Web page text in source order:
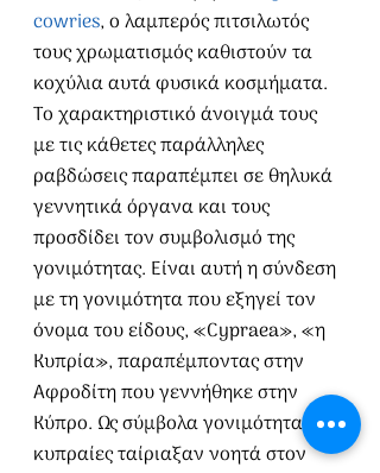
cowries, ο λαμπερός πιτσιλωτός
τους χρωματισμός καθιστούν τα
κοχύλια αυτά φυσικά κοσμήματα.
Το χαρακτηριστικό άνοιγμά τους
με τις κάθετες παράλληλες
ραβδώσεις παραπέμπει σε θηλυκά
γεννητικά όργανα και τους
προσδίδει τον συμβολισμό της
γονιμότητας. Είναι αυτή η σύνδεση
με τη γονιμότητα που εξηγεί τον
όνομα του είδους, «Cypraea», «η
Κυπρία», παραπέμποντας στην
Αφροδίτη που γεννήθηκε στην
Κύπρο. Ως σύμβολα γονιμότητας, οι
κυπραίες ταίριαξαν νοητά στον